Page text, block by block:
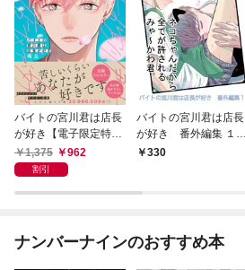
バイトの宮川君は店長
が好き【電子限定特典
つき】
1,375 962
割引
バイトの宮川君は店長
が好き 番外編集 １
ネコちゃんだから全て
330
ナンバーナインのおすすめ本